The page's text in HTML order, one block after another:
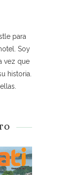
para
Soy
vez que
historia.